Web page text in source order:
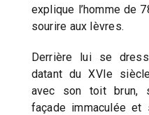
explique l’homme de
sourire aux lèvres.
Derrière lui se
datant du XVIe
avec son toit brun,
façade immaculée et